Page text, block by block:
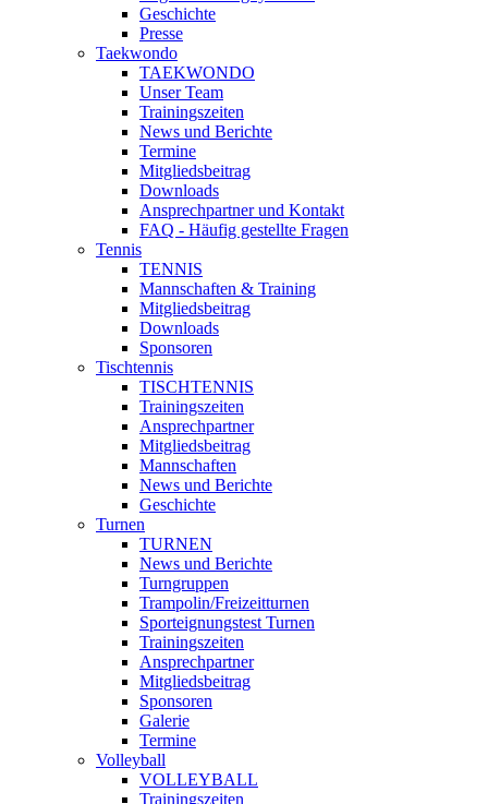
Geschichte
Presse
Taekwondo
TAEKWONDO
Unser Team
Trainingszeiten
News und Berichte
Termine
Mitgliedsbeitrag
Downloads
Ansprechpartner und Kontakt
FAQ - Häufig gestellte Fragen
Tennis
TENNIS
Mannschaften & Training
Mitgliedsbeitrag
Downloads
Sponsoren
Tischtennis
TISCHTENNIS
Trainingszeiten
Ansprechpartner
Mitgliedsbeitrag
Mannschaften
News und Berichte
Geschichte
Turnen
TURNEN
News und Berichte
Turngruppen
Trampolin/Freizeitturnen
Sporteignungstest Turnen
Trainingszeiten
Ansprechpartner
Mitgliedsbeitrag
Sponsoren
Galerie
Termine
Volleyball
VOLLEYBALL
Trainingszeiten